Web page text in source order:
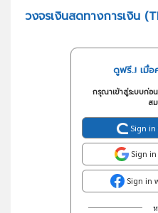
วงจรเงินสดทางการเงิน
ดูฟรี..! เมื่อ
กรุณาเข้าสู่ระบบก่อ
ส
Sign in
Sign
Sign in